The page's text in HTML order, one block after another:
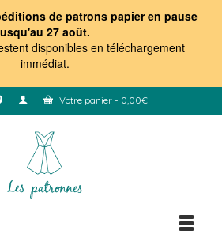
de patrons papier en pause
27 août.
disponibles en téléchargement
immédiat.
Votre panier - 0,00€